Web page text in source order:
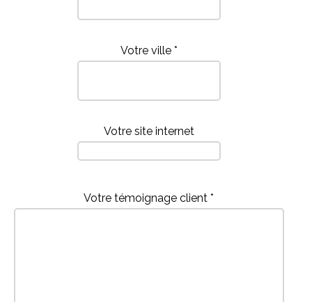
Votre ville *
Votre site internet
Votre témoignage client *